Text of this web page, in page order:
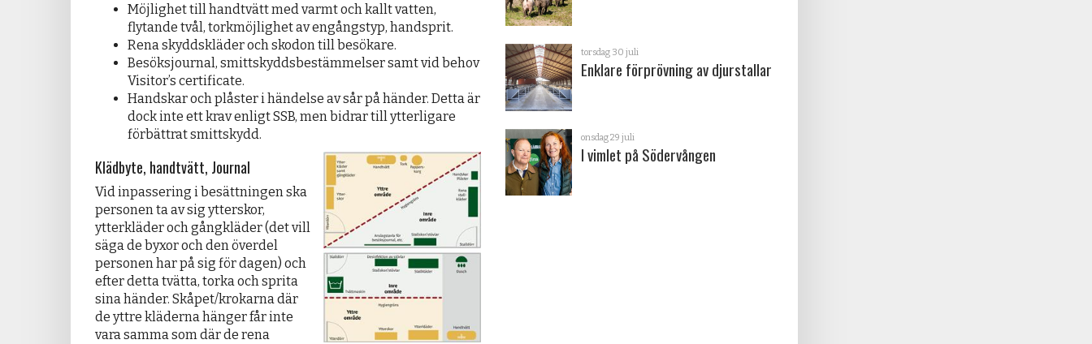
Möjlighet till handtvätt med varmt och kallt vatten,
flytande tvål, torkmöjlighet av engångstyp, handsprit.
Rena skyddskläder och skodon till besökare.
Besöksjournal, smittskyddsbestämmelser samt vid behov
Visitor’s certificate.
Handskar och plåster i händelse av sår på händer. Detta är
dock inte ett krav enligt SSB, men bidrar till ytterligare
förbättrat smittskydd.
Klädbyte, handtvätt, Journal
Vid inpassering i besättningen ska
personen ta av sig ytterskor,
ytterkläder och gångkläder (det vill
säga de byxor och den överdel
personen har på sig för dagen) och
efter detta tvätta, torka och sprita
sina händer. Skåpet/krokarna där
de yttre kläderna hänger får inte
vara samma som där de rena
torsdag 30 juli
Enklare förprövning av djurstallar
onsdag 29 juli
I vimlet på Södervången